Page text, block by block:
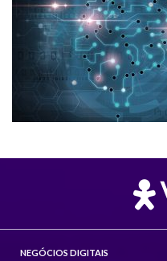
NEGÓCIOS DIGITAIS